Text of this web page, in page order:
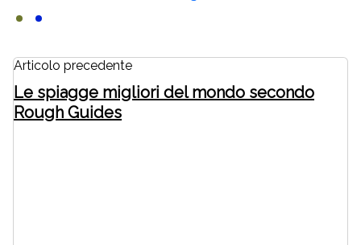
Articolo precedente
Le spiagge migliori del mondo secondo
Rough Guides